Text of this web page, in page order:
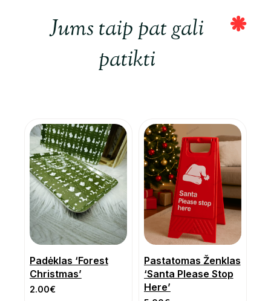
Jums taip pat gali
patikti
Padėklas ‘Forest
Christmas’
2.00€
Pastatomas Ženklas
‘Santa Please Stop
Here’